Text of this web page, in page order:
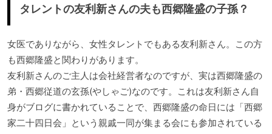
タレントの友利新さんの夫も西郷隆盛の子孫？
女医でありながら、女性タレントでもある友利新さん。この方
も西郷隆盛と関わりがあります。
友利新さんのご主人は会社経営者なのですが、実は西郷隆盛の
弟・西郷従道の玄孫(やしゃご)なのです。これは友利新さん自
身がブログに書かれていることで、西郷隆盛の命日には「西郷
家二十四日会」という親戚一同が集まる会にも参加されている